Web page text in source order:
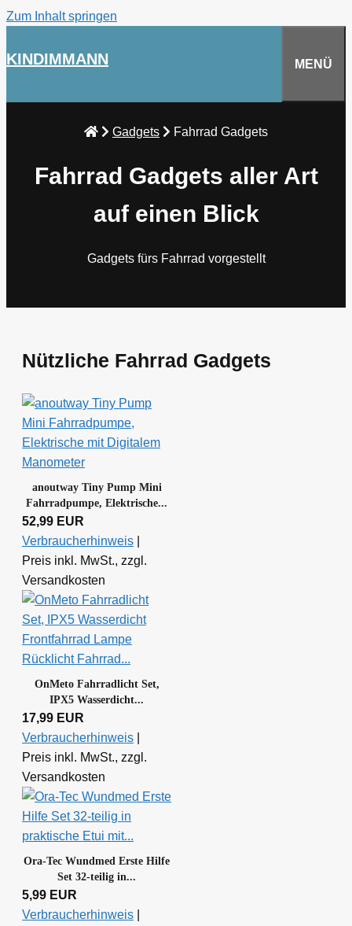
Zum Inhalt springen
KINDIMMANN MENÜ
Gadgets Fahrrad Gadgets
Fahrrad Gadgets aller Art
auf einen Blick
Gadgets fürs Fahrrad vorgestellt
Nützliche Fahrrad Gadgets
anoutway Tiny Pump Mini
Fahrradpumpe, Elektrische...
52,99 EUR
Verbraucherhinweis
Preis inkl. MwSt., zzgl.
Versandkosten
OnMeto Fahrradlicht Set,
IPX5 Wasserdicht...
17,99 EUR
Verbraucherhinweis
Preis inkl. MwSt., zzgl.
Versandkosten
Ora-Tec Wundmed Erste Hilfe
Set 32-teilig in...
5,99 EUR
Verbraucherhinweis